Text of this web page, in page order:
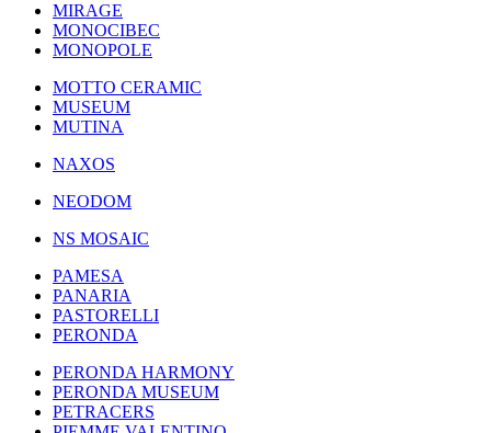
MIRAGE
MONOCIBEC
MONOPOLE
MOTTO CERAMIC
MUSEUM
MUTINA
NAXOS
NEODOM
NS MOSAIC
PAMESA
PANARIA
PASTORELLI
PERONDA
PERONDA HARMONY
PERONDA MUSEUM
PETRACERS